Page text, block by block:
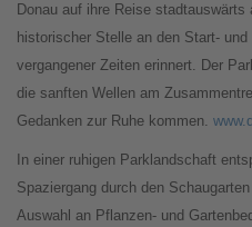
Donau auf ihre Reise
historischer Stelle an den Start-
vergangener Zeiten erinnert. Der
die sanften Wellen am
Gedanken zur Ruhe kommen.
In einer ruhigen Parklandschaft
Spaziergang durch den
Auswahl an Pflanzen- und